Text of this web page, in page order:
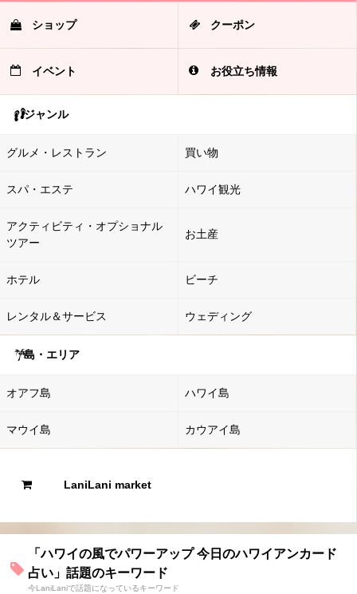
ショップ クーポン
イベント お役立ち情報
ジャンル
グルメ・レストラン 買い物
スパ・エステ ハワイ観光
アクティビティ・オプショナル
ツアー
お土産
ホテル ビーチ
レンタル＆サービス ウェディング
島・エリア
オアフ島 ハワイ島
マウイ島 カウアイ島
LaniLani market
「ハワイの風でパワーアップ 今日のハワイアンカード
占い」話題のキーワード
今LaniLaniで話題になっているキーワード